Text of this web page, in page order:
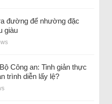
đường để nhường đặc
giàu
Công an: Tinh giản thực
trình diễn lấy lệ?